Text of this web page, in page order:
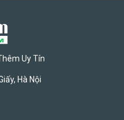
Uy Tín
Hà Nội